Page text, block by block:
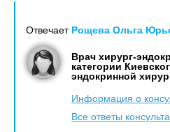
Отвечает Рощева Ольга
Врач хирург-
категории
эндокринной
Информация о
Все ответы